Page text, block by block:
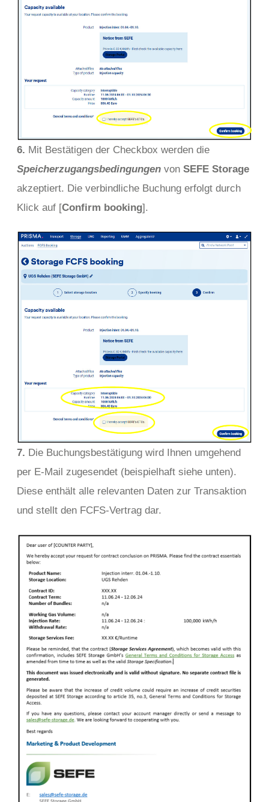
6. Mit Bestätigen der Checkbox werden die
Speicherzugangsbedingungen von SEFE Storage
akzeptiert. Die verbindliche Buchung erfolgt durch
Klick auf [Confirm booking].
7. Die Buchungsbestätigung wird Ihnen umgehend
per E-Mail zugesendet (beispielhaft siehe unten).
Diese enthält alle relevanten Daten zur Transaktion
und stellt den FCFS-Vertrag dar.